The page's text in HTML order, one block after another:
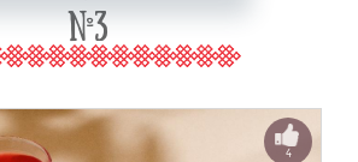
№3
4